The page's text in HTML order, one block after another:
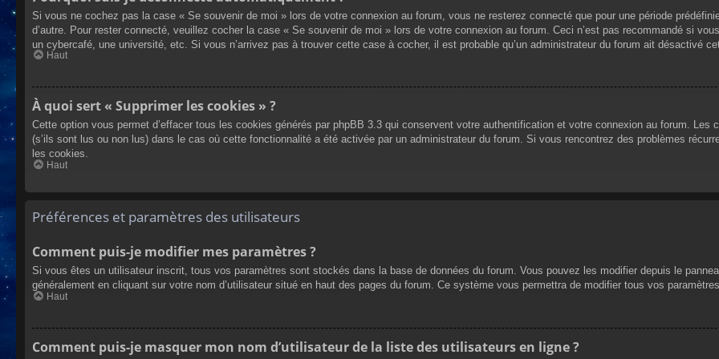
Si vous ne cochez pas la case « Se souvenir de moi » lors de votre connexion au forum, vous ne resterez connecté que pour une période
d’autre. Pour rester connecté, veuillez cocher la case « Se souvenir de moi » lors de votre connexion au forum. Ceci n’est pas recommandé si
un cybercafé, une université, etc. Si vous n’arrivez pas à trouver cette case à cocher, il est probable qu’un administrateur du forum ait désactivé
Haut
À quoi sert « Supprimer les cookies » ?
Cette option vous permet d’effacer tous les cookies générés par phpBB 3.3 qui conservent votre authentification et votre connexion au forum. Les
(s’ils sont lus ou non lus) dans le cas où cette fonctionnalité a été activée par un administrateur du forum. Si vous rencontrez des problèmes
les cookies.
Haut
Préférences et paramètres des utilisateurs
Comment puis-je modifier mes paramètres ?
Si vous êtes un utilisateur inscrit, tous vos paramètres sont stockés dans la base de données du forum. Vous pouvez les modifier depuis le
généralement en cliquant sur votre nom d’utilisateur situé en haut des pages du forum. Ce système vous permettra de modifier tous vos
Haut
Comment puis-je masquer mon nom d’utilisateur de la liste des utilisateurs en ligne ?